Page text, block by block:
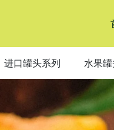
进口罐头系列 水果